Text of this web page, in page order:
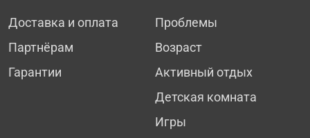
Доставка и оплата
Партнёрам
Гарантии
Проблемы
Возраст
Активный отдых
Детская комната
Игры